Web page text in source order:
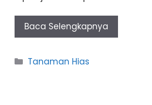
Baca Selengkapnya
Categories
Tanaman Hias